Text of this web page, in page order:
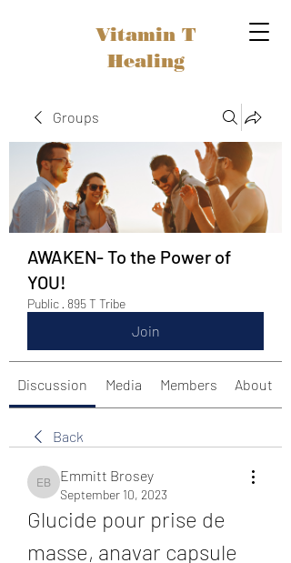
Vitamin T
Healing
Groups
AWAKEN- To the Power of
YOU!
Public · 895 T Tribe
Join
Discussion Media Members About
Back
Emmitt Brosey
Emmitt Brosey
September 10, 2023
Glucide pour prise de
masse, anavar capsule